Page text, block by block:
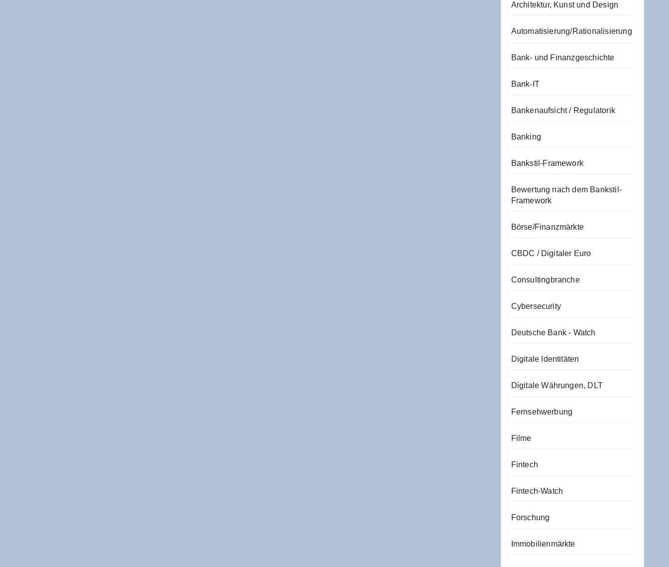
Architektur, Kunst und Design
Automatisierung/Rationalisierung
Bank- und Finanzgeschichte
Bank-IT
Bankenaufsicht / Regulatorik
Banking
Bankstil-Framework
Bewertung nach dem Bankstil-
Framework
Börse/Finanzmärkte
CBDC / Digitaler Euro
Consultingbranche
Cybersecurity
Deutsche Bank - Watch
Digitale Identitäten
Digitale Währungen, DLT
Fernsehwerbung
Filme
Fintech
Fintech-Watch
Forschung
Immobilienmärkte